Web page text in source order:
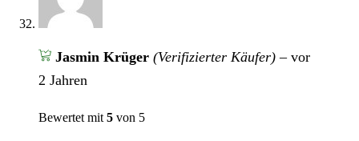
Jasmin Krüger (Verifizierter Käufer) – vor
2 Jahren
Bewertet mit 5 von 5